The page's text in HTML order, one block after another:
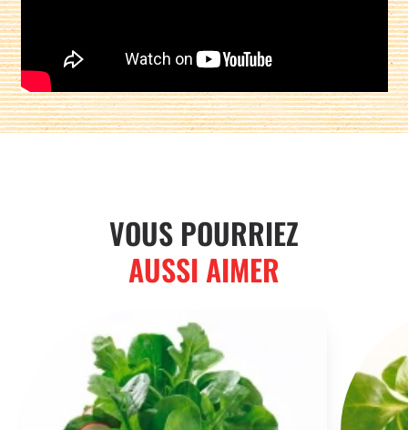
Partager sur :
VOUS POURRIEZ
AUSSI AIMER